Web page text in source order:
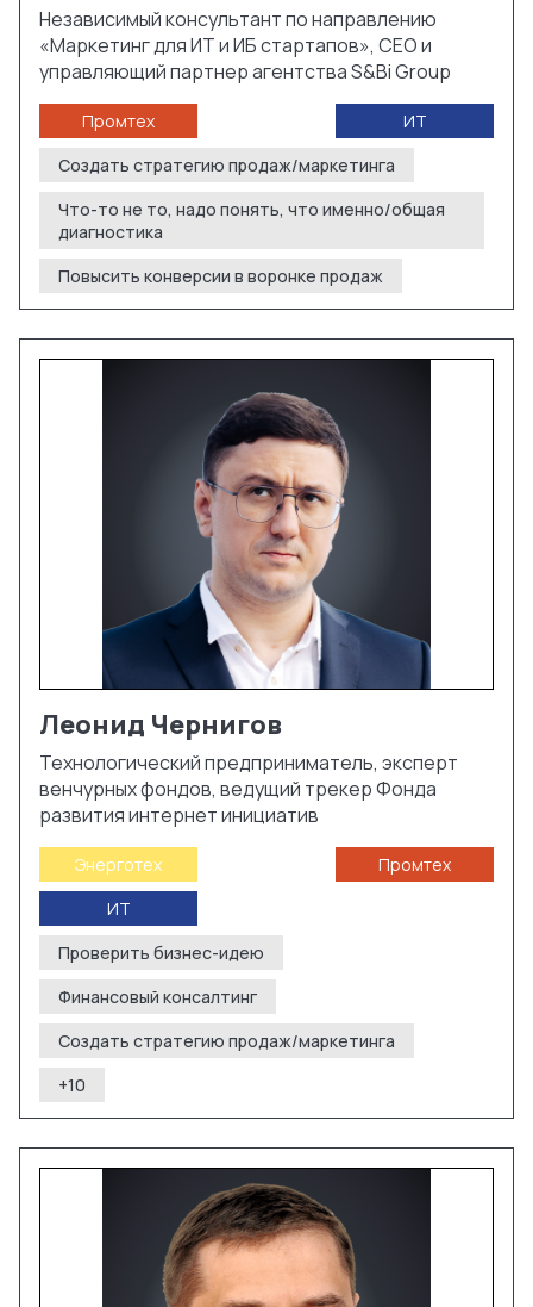
Независимый консультант по направлению
«Маркетинг для ИТ и ИБ стартапов», СЕО и
управляющий партнер агентства S&Bi Group
Промтех
ИТ
Создать стратегию продаж/маркетинга
Что-то не то, надо понять, что именно/общая
диагностика
Повысить конверсии в воронке продаж
Леонид Чернигов
Технологический предприниматель, эксперт
венчурных фондов, ведущий трекер Фонда
развития интернет инициатив
Энерготех
Промтех
ИТ
Проверить бизнес-идею
Финансовый консалтинг
Создать стратегию продаж/маркетинга
+10